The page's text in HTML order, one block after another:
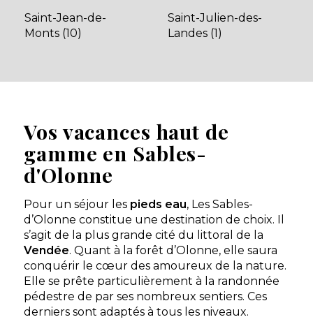
Vos vacances haut de
gamme en Sables-
d'Olonne
Pour un séjour les pieds eau, Les Sables-
d’Olonne constitue une destination de choix. Il
s’agit de la plus grande cité du littoral de la
Vendée. Quant à la forêt d’Olonne, elle saura
conquérir le cœur des amoureux de la nature.
Elle se prête particulièrement à la randonnée
pédestre de par ses nombreux sentiers. Ces
derniers sont adaptés à tous les niveaux.
Camping Le Nid d’Eté
Sables-d'Olonne, Vendée , Pays de la Loire
★ 4.1/5 (838 avis)
Aucune information tarifaire disponible
Découvrir
Saint-Jean-de-
Monts (10)
Saint-Julien-des-
Landes (1)